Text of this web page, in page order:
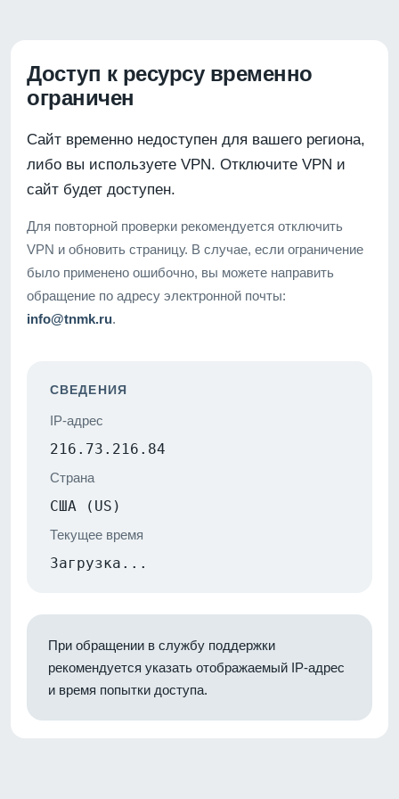
Доступ к ресурсу временно
ограничен
Сайт временно недоступен для вашего региона,
либо вы используете VPN. Отключите VPN и
сайт будет доступен.
Для повторной проверки рекомендуется отключить
VPN и обновить страницу. В случае, если ограничение
было применено ошибочно, вы можете направить
обращение по адресу электронной почты:
info@tnmk.ru.
СВЕДЕНИЯ
IP-адрес
216.73.216.84
Страна
США (US)
Текущее время
Загрузка...
При обращении в службу поддержки
рекомендуется указать отображаемый IP-адрес
и время попытки доступа.